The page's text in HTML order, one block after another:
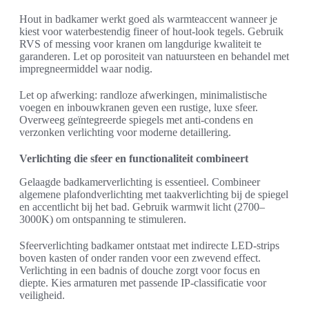
Hout in badkamer werkt goed als warmteaccent wanneer je
kiest voor waterbestendig fineer of hout-look tegels. Gebruik
RVS of messing voor kranen om langdurige kwaliteit te
garanderen. Let op porositeit van natuursteen en behandel met
impregneermiddel waar nodig.
Let op afwerking: randloze afwerkingen, minimalistische
voegen en inbouwkranen geven een rustige, luxe sfeer.
Overweeg geïntegreerde spiegels met anti-condens en
verzonken verlichting voor moderne detaillering.
Verlichting die sfeer en functionaliteit combineert
Gelaagde badkamerverlichting is essentieel. Combineer
algemene plafondverlichting met taakverlichting bij de spiegel
en accentlicht bij het bad. Gebruik warmwit licht (2700–
3000K) om ontspanning te stimuleren.
Sfeerverlichting badkamer ontstaat met indirecte LED-strips
boven kasten of onder randen voor een zwevend effect.
Verlichting in een badnis of douche zorgt voor focus en
diepte. Kies armaturen met passende IP-classificatie voor
veiligheid.